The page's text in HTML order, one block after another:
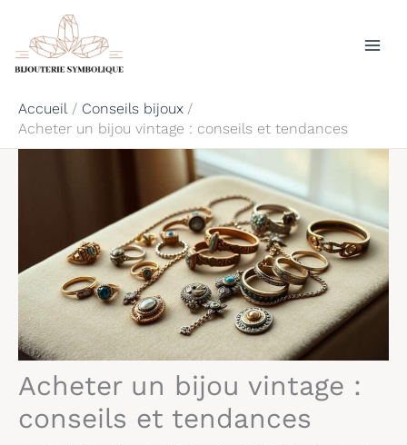
contenu
Accueil
Conseils bijoux
Acheter un bijou vintage : conseils et tendances
Acheter un bijou vintage :
conseils et tendances
Rechercher